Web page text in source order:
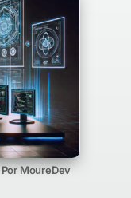
Por MoureDev